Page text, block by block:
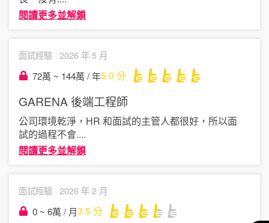
閱讀更多並解鎖
面試經驗 · 2026 年 5 月
72萬 ~ 144萬 / 年5.0 分
GARENA 後端工程師
公司環境乾淨，HR 和面試的主管人都很好，所以面
試的過程不會....
閱讀更多並解鎖
面試經驗 · 2026 年 2 月
0 ~ 6萬 / 月3.5分